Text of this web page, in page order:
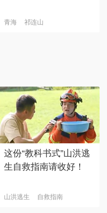
青海 祁连山
这份“教科书式”山洪逃
生自救指南请收好！
山洪逃生 自救指南